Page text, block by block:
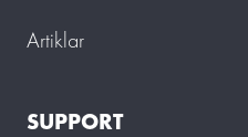
Artiklar
SUPPORT